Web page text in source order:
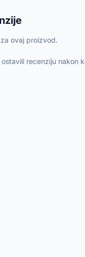
ovaj proizvod.
recenziju nakon